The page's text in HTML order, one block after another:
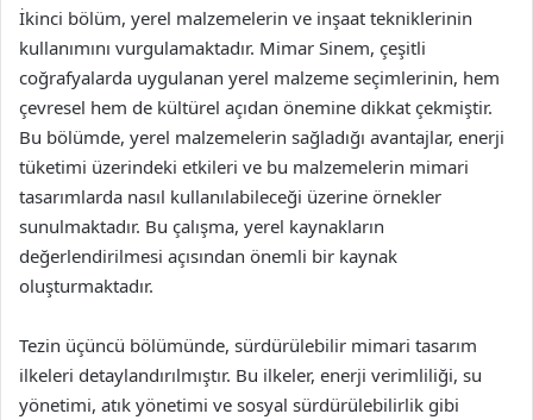
İkinci bölüm, yerel malzemelerin ve inşaat tekniklerinin
kullanımını vurgulamaktadır. Mimar Sinem, çeşitli
coğrafyalarda uygulanan yerel malzeme seçimlerinin, hem
çevresel hem de kültürel açıdan önemine dikkat çekmiştir.
Bu bölümde, yerel malzemelerin sağladığı avantajlar, enerji
tüketimi üzerindeki etkileri ve bu malzemelerin mimari
tasarımlarda nasıl kullanılabileceği üzerine örnekler
sunulmaktadır. Bu çalışma, yerel kaynakların
değerlendirilmesi açısından önemli bir kaynak
oluşturmaktadır.
Tezin üçüncü bölümünde, sürdürülebilir mimari tasarım
ilkeleri detaylandırılmıştır. Bu ilkeler, enerji verimliliği, su
yönetimi, atık yönetimi ve sosyal sürdürülebilirlik gibi